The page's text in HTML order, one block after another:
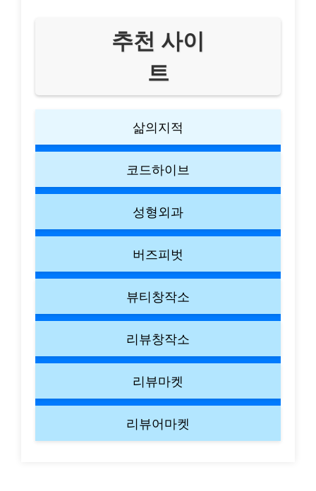
추천 사이
트
삶의지적
코드하이브
성형외과
버즈피벗
뷰티창작소
리뷰창작소
리뷰마켓
리뷰어마켓